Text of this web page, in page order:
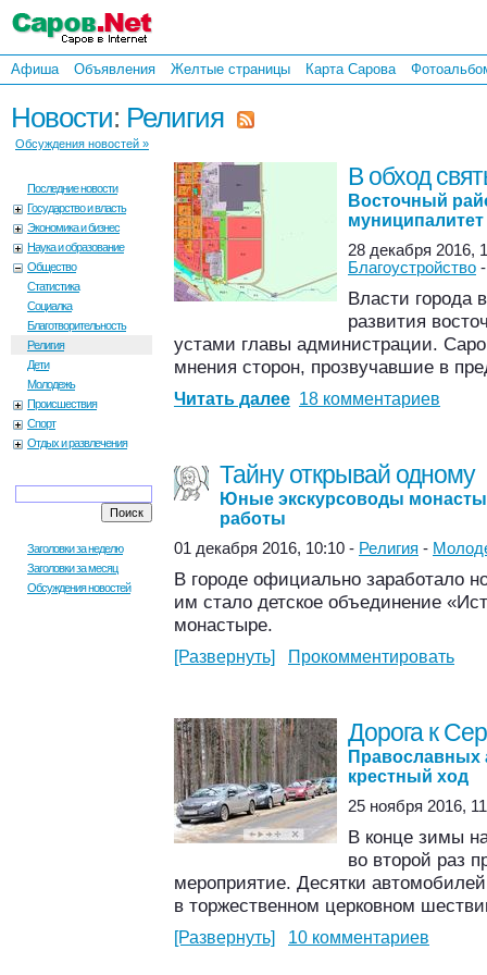
Афиша Объявления Желтые страницы Карта Сарова
Новости: Религия
Обсуждения новостей »
Последние новости
Государство и власть
Экономика и бизнес
Наука и образование
Общество
Статистика
Социалка
Благотворительность
Религия
Дети
Молодежь
Происшествия
Спорт
Отдых и развлечения
Заголовки за неделю
Заголовки за месяц
Обсуждения новостей
В обход
Восточный
28 декабря 2016,
Благоустройство
Власти города
развития
устами главы администрации.
мнения сторон, прозвучавшие в
Читать далее 18 комментариев
Тайну открывай одному
Юные экскурсоводы
работы
01 декабря 2016, 10:10 - Религия -
В городе официально заработало
им стало детское объединение
монастыре.
[Развернуть] Прокомментировать
Дорога к
Православных
крестный ход
25 ноября 2016,
В конце зимы
во второй раз
мероприятие. Десятки
в торжественном церковном
[Развернуть] 10 комментариев